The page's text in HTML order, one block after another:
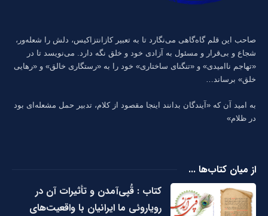
صاحب این قلم گاه‌گاهی می‌نگارد تا به تعبیر كازانتزاكیس، دلش را شعله‌ور،
شجاع و بی‌قرار و مسئول به آزادی خود و خلق نگه دارد. می‌نویسد تا در
«تهاجم ناامیدی» و «تنگنای ساختاری» خود را به «رستگاری خالق» و «رهایی
خلق» برساند…
به امید آن که «آیندگان بدانند اینجا مقصود از کلام، تدبیر حمل مشعله‌ای بود
در ظلام»
از میان کتاب‌ها ...
کتاب : قُپی‌آمدن و تأثیرات آن در
رویاروئی ما ایرانیان با واقعیت‌های